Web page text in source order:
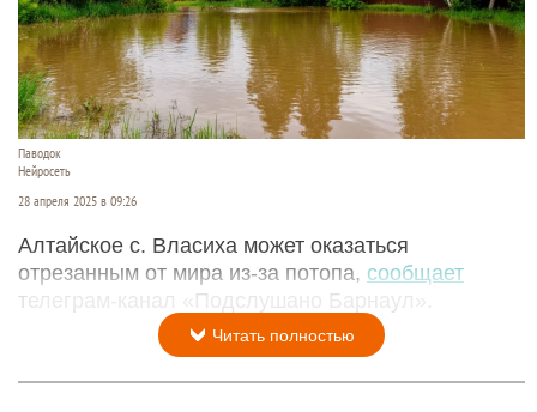
Паводок
Нейросеть
28 апреля 2025 в 09:26
Алтайское с. Власиха может оказаться
отрезанным от мира из-за потопа, сообщает
телеграм-канал «Подслушано Барнаул».
Читать полностью